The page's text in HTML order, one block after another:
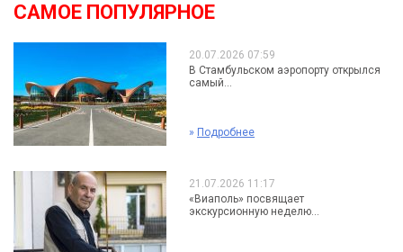
САМОЕ ПОПУЛЯРНОЕ
20.07.2026 07:59
В Стамбульском аэропорту открылся
самый...
» Подробнее
21.07.2026 11:17
«Виаполь» посвящает
экскурсионную неделю...